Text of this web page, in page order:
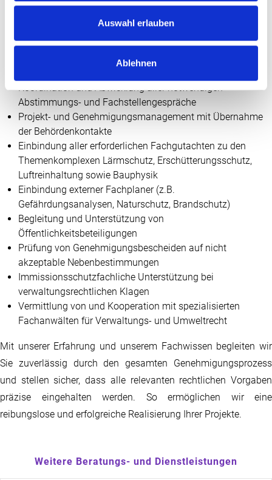
Auswahl erlauben
Ablehnen
Änderung genehmigungsbedürftiger Anlagen nach § 16
BImSchG
Erstellung der Unterlagen zur Anzeige von Änderungen
Koordination und Abwicklung aller notwendigen
Abstimmungs- und Fachstellengespräche
Projekt- und Genehmigungsmanagement mit Übernahme
der Behördenkontakte
Einbindung aller erforderlichen Fachgutachten zu den
Themenkomplexen Lärmschutz, Erschütterungsschutz,
Luftreinhaltung sowie Bauphysik
Einbindung externer Fachplaner (z.B.
Gefährdungsanalysen, Naturschutz, Brandschutz)
Begleitung und Unterstützung von
Öffentlichkeitsbeteiligungen
Prüfung von Genehmigungsbescheiden auf nicht
akzeptable Nebenbestimmungen
Immissionsschutzfachliche Unterstützung bei
verwaltungsrechtlichen Klagen
Vermittlung von und Kooperation mit spezialisierten
Fachanwälten für Verwaltungs- und Umweltrecht
Mit unserer Erfahrung und unserem Fachwissen begleiten wir
Sie zuverlässig durch den gesamten Genehmigungsprozess
und stellen sicher, dass alle relevanten rechtlichen Vorgaben
präzise eingehalten werden. So ermöglichen wir eine
reibungslose und erfolgreiche Realisierung Ihrer Projekte.
Weitere Beratungs- und Dienstleistungen